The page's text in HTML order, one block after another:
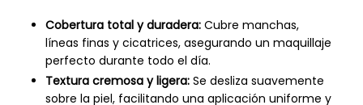
Cobertura total y duradera:Cubre manchas,
líneas finas y cicatrices, asegurando un maquillaje
perfecto durante todo el día.
Textura cremosa y ligera:Se desliza suavemente
sobre la piel, facilitando una aplicación uniforme y